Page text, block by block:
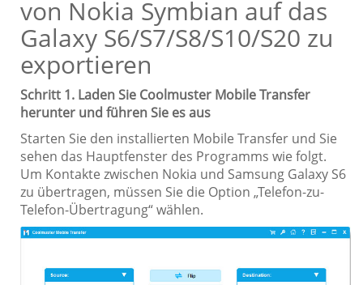
von Nokia Symbian auf das
Galaxy S6/S7/S8/S10/S20 zu
exportieren
Schritt 1. Laden Sie Coolmuster Mobile Transfer
herunter und führen Sie es aus
Starten Sie den installierten Mobile Transfer und Sie
sehen das Hauptfenster des Programms wie folgt.
Um Kontakte zwischen Nokia und Samsung Galaxy S6
zu übertragen, müssen Sie die Option „Telefon-zu-
Telefon-Übertragung“ wählen.